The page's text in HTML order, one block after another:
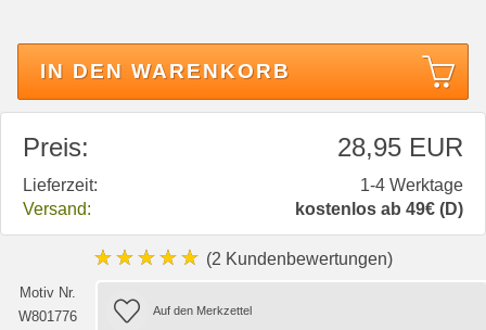
IN DEN WARENKORB
Preis: 28,95 EUR
Lieferzeit:
1-4 Werktage
Versand:
kostenlos ab 49€ (D)
★★★★★ (2 Kundenbewertungen)
Motiv Nr.
W801776